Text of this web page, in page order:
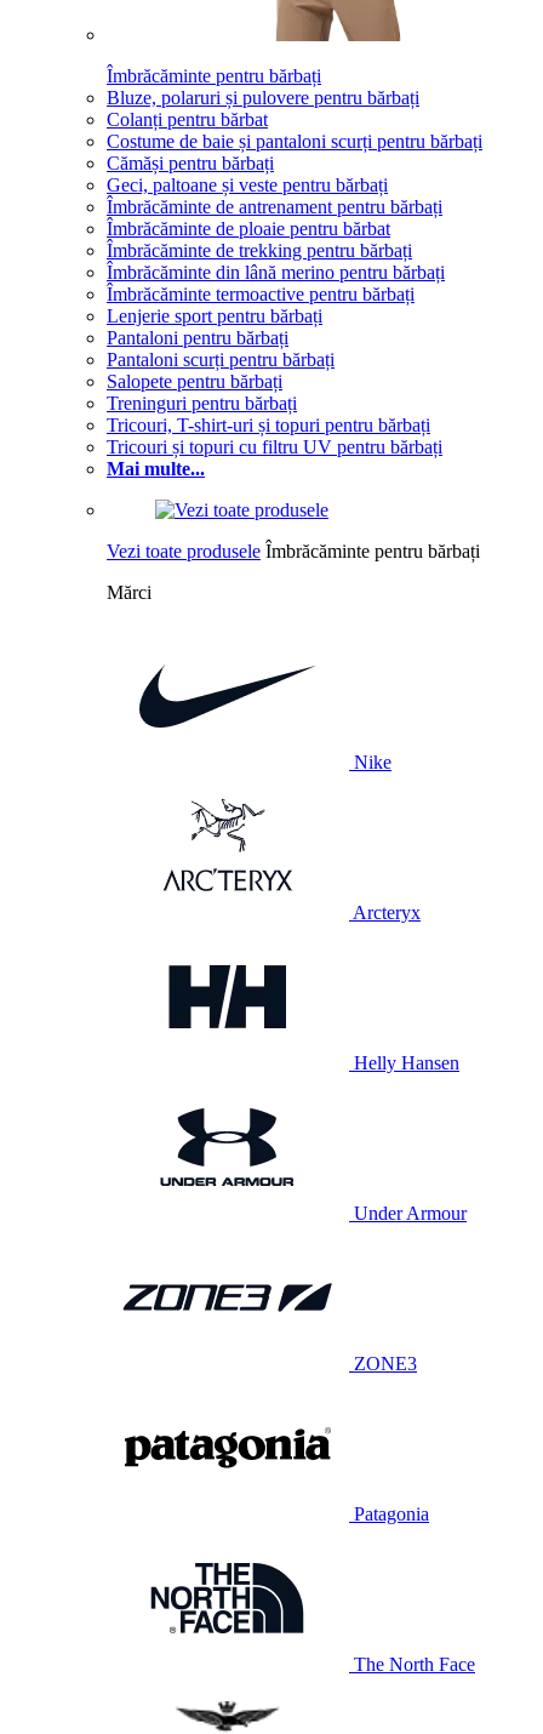
Îmbrăcăminte pentru bărbați
Bluze, polaruri și pulovere pentru bărbați
Colanți pentru bărbat
Costume de baie și pantaloni scurți pentru bărbați
Cămăși pentru bărbați
Geci, paltoane și veste pentru bărbați
Îmbrăcăminte de antrenament pentru bărbați
Îmbrăcăminte de ploaie pentru bărbat
Îmbrăcăminte de trekking pentru bărbați
Îmbrăcăminte din lână merino pentru bărbați
Îmbrăcăminte termoactive pentru bărbați
Lenjerie sport pentru bărbați
Pantaloni pentru bărbați
Pantaloni scurți pentru bărbați
Salopete pentru bărbați
Treninguri pentru bărbați
Tricouri, T-shirt-uri și topuri pentru bărbați
Tricouri și topuri cu filtru UV pentru bărbați
Mai multe...
Vezi toate produsele Îmbrăcăminte pentru bărbați
Mărci
Nike
Arcteryx
Helly Hansen
Under Armour
ZONE3
Patagonia
The North Face